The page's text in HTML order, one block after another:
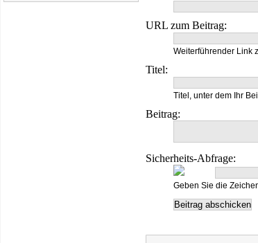
URL zum Beitrag:
Weiterführender Link
Titel:
Titel, unter dem Ihr
Beitrag:
Sicherheits-Abfrage:
Geben Sie die